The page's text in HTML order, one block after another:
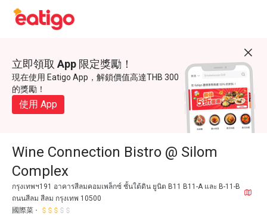
立即領取 App 限定獎勵！
現在使用 Eatigo App，解鎖價值高達THB 300
的獎勵！
使用 App
Wine Connection Bistro @ Silom
Complex
กรุงเทพฯ191 อาคารสีลมคอมเพล็กซ์ ชั้นใต้ดิน ยูนิต B11 B11-A และ B-11-B
ถนนสีลม สีลม กรุงเทพ 10500
國際菜